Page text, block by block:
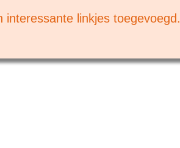
interessante linkjes toegevoegd.